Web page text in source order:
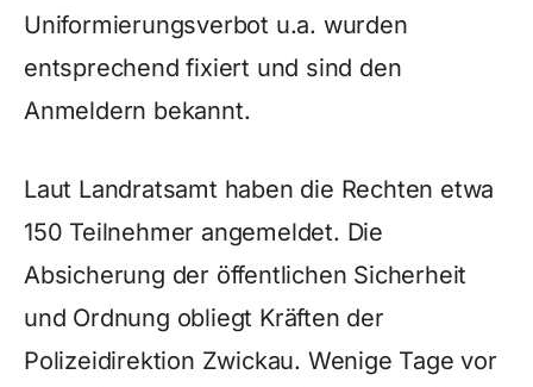
Uniformierungsverbot u.a. wurden
entsprechend fixiert und sind den
Anmeldern bekannt.
Laut Landratsamt haben die Rechten etwa
150 Teilnehmer angemeldet. Die
Absicherung der öffentlichen Sicherheit
und Ordnung obliegt Kräften der
Polizeidirektion Zwickau. Wenige Tage vor